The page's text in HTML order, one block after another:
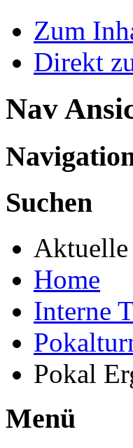
Zum
Direkt
Nav
Suchen
Aktuelle
Home
Interne
Pokal
Menü